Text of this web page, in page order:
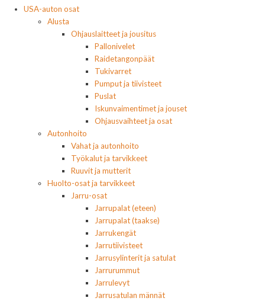
USA-auton osat
Alusta
Ohjauslaitteet ja jousitus
Pallonivelet
Raidetangonpäät
Tukivarret
Pumput ja tiivisteet
Puslat
Iskunvaimentimet ja jouset
Ohjausvaihteet ja osat
Autonhoito
Vahat ja autonhoito
Työkalut ja tarvikkeet
Ruuvit ja mutterit
Huolto-osat ja tarvikkeet
Jarru-osat
Jarrupalat (eteen)
Jarrupalat (taakse)
Jarrukengät
Jarrutiivisteet
Jarrusylinterit ja satulat
Jarrurummut
Jarrulevyt
Jarrusatulan männät